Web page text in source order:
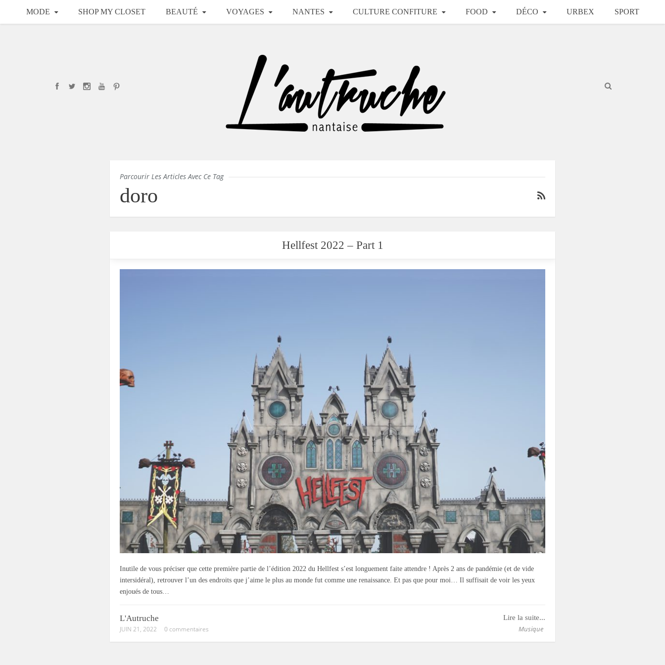
MODE SHOP MY CLOSET BEAUTÉ VOYAGES NANTES CULTURE CONFITURE FOOD DÉCO URBEX SPORT
Parcourir Les Articles Avec Ce Tag
doro
Hellfest 2022 – Part 1
Inutile de vous préciser que cette première partie de l’édition 2022 du Hellfest s’est longuement faite attendre ! Après 2 ans de pandémie (et de vide
intersidéral), retrouver l’un des endroits que j’aime le plus au monde fut comme une renaissance. Et pas que pour moi… Il suffisait de voir les yeux
enjoués de tous…
Lire la suite...
Musique
L'Autruche
JUIN 21, 2022 0 commentaires